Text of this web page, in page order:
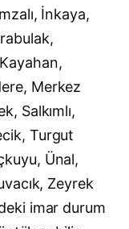
İnkaya,
Merkez
Salkımlı,
Turgut
Ünal,
Zeyrek
imar durum